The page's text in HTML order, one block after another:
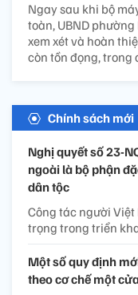
Ngay sau khi bộ
toàn, UBND
xem xét và hoàn
còn tồn đọng, trong
Chính sách mới
Nghị quyết số 23-
ngoài là bộ phận
dân tộc
Công tác người
trọng trong triển
Một số quy định
theo cơ chế một